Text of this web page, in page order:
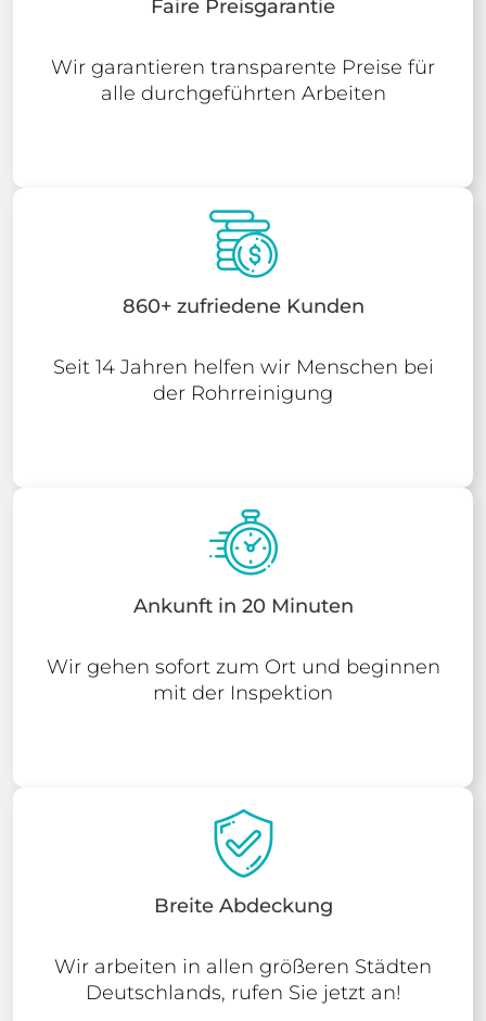
Faire Preisgarantie
Wir garantieren transparente Preise für
alle durchgeführten Arbeiten
860+ zufriedene Kunden
Seit 14 Jahren helfen wir Menschen bei
der Rohrreinigung
Ankunft in 20 Minuten
Wir gehen sofort zum Ort und beginnen
mit der Inspektion
Breite Abdeckung
Wir arbeiten in allen größeren Städten
Deutschlands, rufen Sie jetzt an!